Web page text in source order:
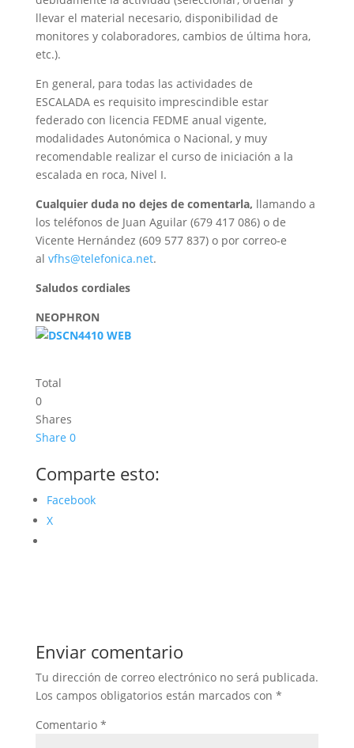
llevar el material necesario, disponibilidad de
monitores y colaboradores, cambios de última hora,
etc.).
En general, para todas las actividades de
ESCALADA es requisito imprescindible estar
federado con licencia FEDME anual vigente,
modalidades Autonómica o Nacional, y muy
recomendable realizar el curso de iniciación a la
escalada en roca, Nivel I.
Cualquier duda no dejes de comentarla, llamando a
los teléfonos de Juan Aguilar (679 417 086) o de
Vicente Hernández (609 577 837) o por correo-e
al vfhs@telefonica.net.
Saludos cordiales
NEOPHRON
Total
0
Shares
Share 0
Comparte esto:
Facebook
X
Enviar comentario
Tu dirección de correo electrónico no será publicada.
Los campos obligatorios están marcados con *
Comentario *